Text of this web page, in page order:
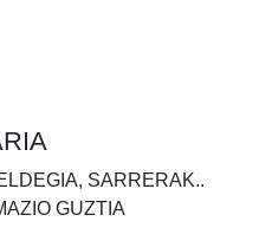
SARRERAK..
GUZTIA